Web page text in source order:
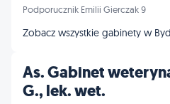
As. Gabinet
G., lek. wet.
Podporucznik Emilii Gierczak 9
Zobacz wszystkie gabinety w